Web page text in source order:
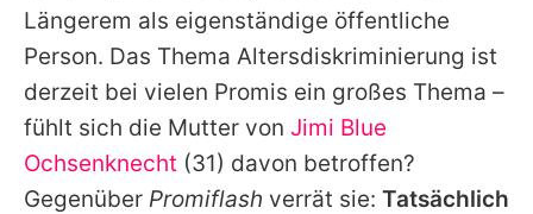
Längerem als eigenständige öffentliche
Person. Das Thema Altersdiskriminierung ist
derzeit bei vielen Promis ein großes Thema –
fühlt sich die Mutter von Jimi Blue
Ochsenknecht (31) davon betroffen?
Gegenüber Promiflash verrät sie: Tatsächlich